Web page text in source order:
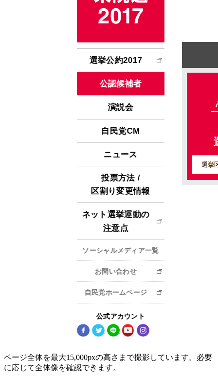
ページ全体を最大15,000pxの高さまで撮影しています。必要
に応じて全体像を確認できます。